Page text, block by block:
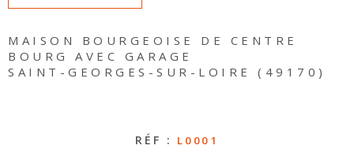
NOTRE
MAISON BOURGEOISE DE CENTRE
BOURG AVEC GARAGE
SAINT-GEORGES-SUR-LOIRE (49170)
RÉF : L0001